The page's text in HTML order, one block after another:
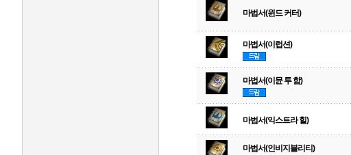
마법서(윈드 커터)
마법서(이럽션)
마법서(이뮨 투 함)
마법서(익스트라 힐)
마법서(인비지블리티)